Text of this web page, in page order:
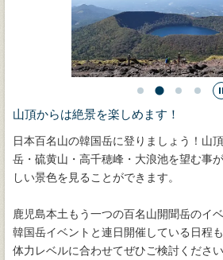
山頂からは絶景を楽しめます！
日本百名山の韓国岳に登りましょう！山
岳・硫黄山・高千穂峰・大浪池を望む事
しい景色を見ることができます。
鹿児島本土もう一つの百名山開聞岳のイ
韓国岳イベントと連日開催している日程
体力レベルに合わせてぜひご検討ください